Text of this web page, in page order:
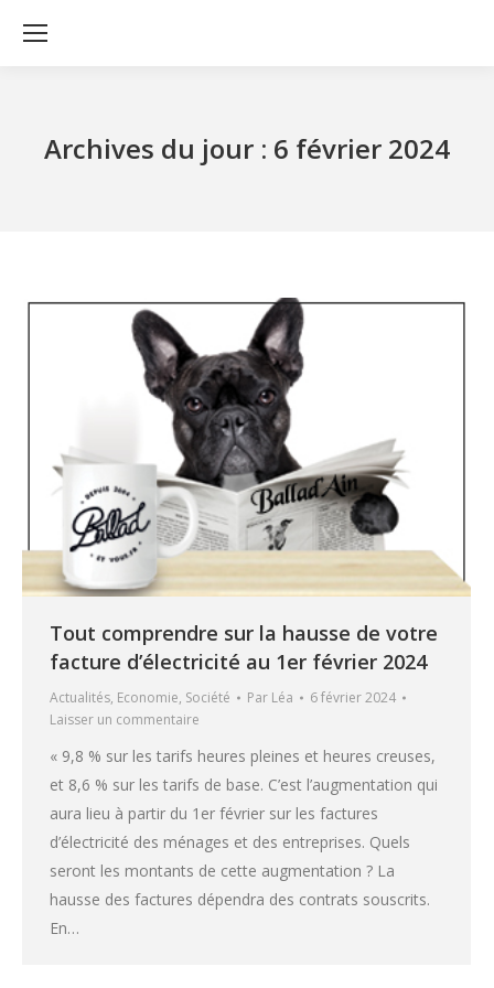
Archives du jour : 6 février 2024
Tout comprendre sur la hausse de votre
facture d’électricité au 1er février 2024
Actualités, Economie, Société Par Léa
6 février 2024
Laisser un commentaire
« 9,8 % sur les tarifs heures pleines et heures creuses,
et 8,6 % sur les tarifs de base. C’est l’augmentation qui
aura lieu à partir du 1er février sur les factures
d’électricité des ménages et des entreprises. Quels
seront les montants de cette augmentation ? La
hausse des factures dépendra des contrats souscrits.
En…